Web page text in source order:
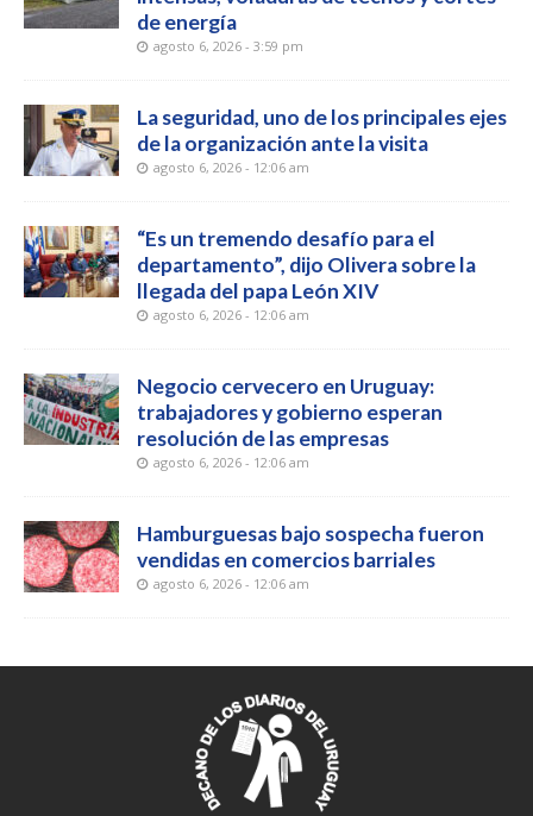
de energía
agosto 6, 2026 - 3:59 pm
La seguridad, uno de los principales ejes
de la organización ante la visita
agosto 6, 2026 - 12:06 am
“Es un tremendo desafío para el
departamento”, dijo Olivera sobre la
llegada del papa León XIV
agosto 6, 2026 - 12:06 am
Negocio cervecero en Uruguay:
trabajadores y gobierno esperan
resolución de las empresas
agosto 6, 2026 - 12:06 am
Hamburguesas bajo sospecha fueron
vendidas en comercios barriales
agosto 6, 2026 - 12:06 am